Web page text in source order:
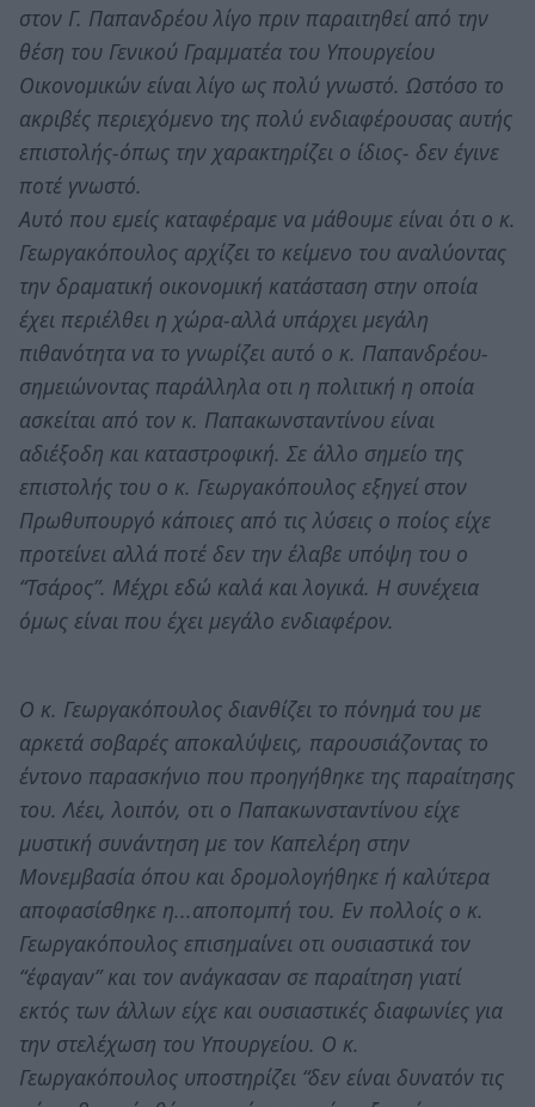
στον Γ. Παπανδρέου λίγο πριν παραιτηθεί από την
θέση του Γενικού Γραμματέα του Υπουργείου
Οικονομικών είναι λίγο ως πολύ γνωστό. Ωστόσο το
ακριβές περιεχόμενο της πολύ ενδιαφέρουσας αυτής
επιστολής-όπως την χαρακτηρίζει ο ίδιος- δεν έγινε
ποτέ γνωστό.
Αυτό που εμείς καταφέραμε να μάθουμε είναι ότι ο κ.
Γεωργακόπουλος αρχίζει το κείμενο του αναλύοντας
την δραματική οικονομική κατάσταση στην οποία
έχει περιέλθει η χώρα-αλλά υπάρχει μεγάλη
πιθανότητα να το γνωρίζει αυτό ο κ. Παπανδρέου-
σημειώνοντας παράλληλα οτι η πολιτική η οποία
ασκείται από τον κ. Παπακωνσταντίνου είναι
αδιέξοδη και καταστροφική. Σε άλλο σημείο της
επιστολής του ο κ. Γεωργακόπουλος εξηγεί στον
Πρωθυπουργό κάποιες από τις λύσεις ο ποίος είχε
προτείνει αλλά ποτέ δεν την έλαβε υπόψη του ο
“Τσάρος”. Μέχρι εδώ καλά και λογικά. Η συνέχεια
όμως είναι που έχει μεγάλο ενδιαφέρον.
Ο κ. Γεωργακόπουλος διανθίζει το πόνημά του με
αρκετά σοβαρές αποκαλύψεις, παρουσιάζοντας το
έντονο παρασκήνιο που προηγήθηκε της παραίτησης
του. Λέει, λοιπόν, οτι ο Παπακωνσταντίνου είχε
μυστική συνάντηση με τον Καπελέρη στην
Μονεμβασία όπου και δρομολογήθηκε ή καλύτερα
αποφασίσθηκε η...αποπομπή του. Εν πολλοίς ο κ.
Γεωργακόπουλος επισημαίνει οτι ουσιαστικά τον
“έφαγαν” και τον ανάγκασαν σε παραίτηση γιατί
εκτός των άλλων είχε και ουσιαστικές διαφωνίες για
την στελέχωση του Υπουργείου. Ο κ.
Γεωργακόπουλος υποστηρίζει “δεν είναι δυνατόν τις